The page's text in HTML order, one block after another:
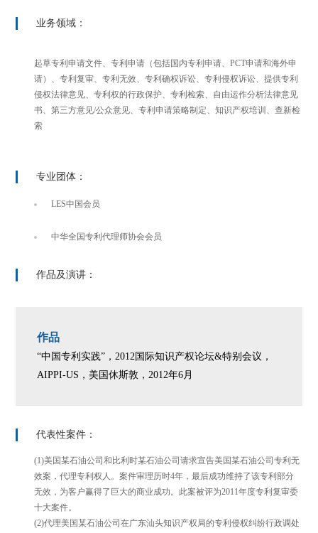
业务领域：
起草专利申请文件、专利申请（包括国内专利申请、PCT申请和海外申
请）、专利复审、专利无效、专利确权诉讼、专利侵权诉讼、提供专利
侵权法律意见、专利权的行政保护、专利检索、自由运作分析法律意见
书、第三方意见/公众意见、专利申请策略制定、知识产权培训、查新检
索
专业团体：
LES中国会员
中华全国专利代理师协会会员
作品及演讲：
作品
“中国专利实践”，2012国际知识产权论坛&特别会议，
AIPPI-US，美国休斯敦，2012年6月
代表性案件：
(1)美国某石油公司和比利时某石油公司请求宣告美国某石油公司专利无
效案，代理专利权人。案件审理历时4年，最后成功维持了该专利部分
无效，为客户赢得了巨大的商业成功。此案被评为2011年度专利复审委
十大案件。
(2)代理美国某石油公司在广东汕头知识产权局的专利侵权纠纷行政调处